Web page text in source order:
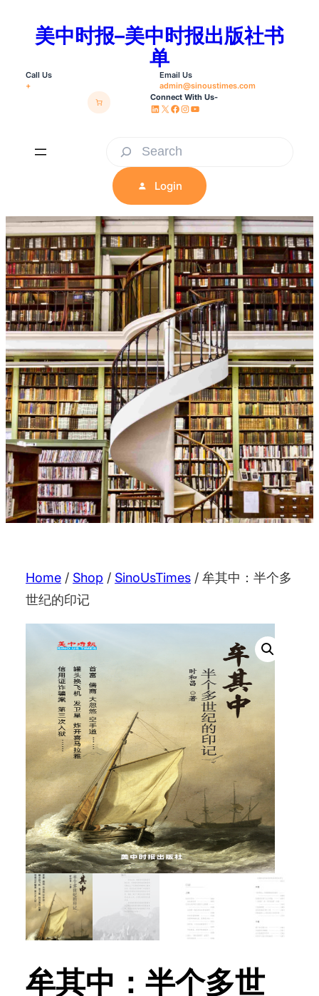
Call Us
+
Email Us
admin@sinoustimes.com
美中时报–美中时报出版社书
单
Connect With Us-
LinkedIn X Facebook InstagramYouTube
r
c
h
Login
Home / Shop / SinoUsTimes / 牟其中：半个多
世纪的印记
牟其中：半个多世